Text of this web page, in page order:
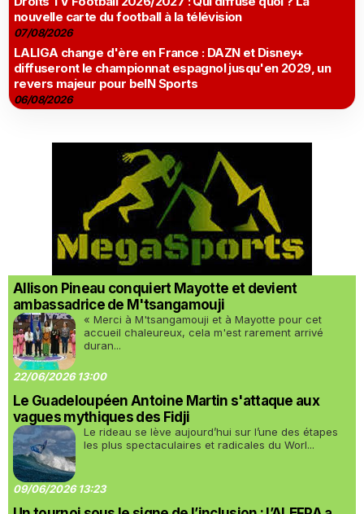
nouvelle carte du football à la télévision
07/08/2026
LALIGA change d'ère en France : DAZN et Disney+
diffuseront le championnat espagnol jusqu'en 2029, un
revers majeur pour beIN Sports
06/08/2026
Allison Pineau conquiert Mayotte et devient
ambassadrice de M'tsangamouji
« Merci à M'tsangamouji et à Mayotte pour cet
accueil chaleureux, cela m'est rarement arrivé
duran...
22/06/2026 13:00
Le Guadeloupéen Antoine Martin s'attaque aux
vagues mythiques des Fidji
Le rideau se lève aujourd’hui sur l’une des étapes
les plus spectaculaires et radicales du Worl...
09/06/2026 13:23